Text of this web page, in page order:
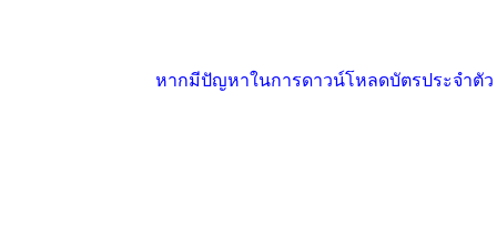
หากมีปัญหาในการดาวน์โหลดบัตรประจำตัว